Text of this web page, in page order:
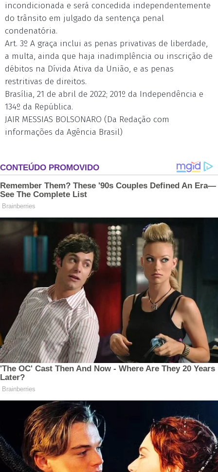
incondicionada e será concedida independentemente
do trânsito em julgado da sentença penal
condenatória.
Art. 3º A graça inclui as penas privativas de liberdade,
a multa, ainda que haja inadimplência ou inscrição de
débitos na Dívida Ativa da União, e as penas
restritivas de direitos.
Brasília, 21 de abril de 2022; 201º da Independência e
134º da República.
JAIR MESSIAS BOLSONARO (Da Redação com
informações da Agência Brasil)